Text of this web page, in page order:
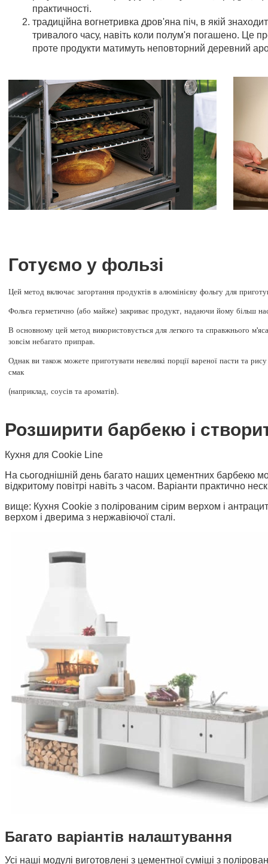
практичності.
традиційна вогнетривка дров'яна піч, в якій
тривалого часу, навіть коли полум'я погашено. Це
проте продукти матимуть неповторний деревний
Готуємо у фользі
Цей метод включає загортання продуктів в алюмінієву фольгу для
Фольга герметично (або майже) закриває продукт, надаючи йому більш
В основному цей метод використовується для легкого та справжнього
зовсім небагато приправ.
Однак ви також можете приготувати невеликі порції вареної пасти та
смак
(наприклад, соусів та ароматів).
Розширити барбекю і
Кухня для Cookie Line
На сьогоднішній день багато наших цементних барбекю
відкритому повітрі навіть з часом. Варіанти практично
вище: Кухня Cookie з полірованим сірим верхом і
верхом і дверима з нержавіючої сталі.
Багато варіантів налаштування
Усі наші модулі виготовлені з цементної суміші з